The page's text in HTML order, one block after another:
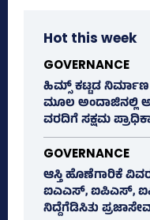
Hot this week
GOVERNANCE
ಹಿಮ್ಸ್‌ ಕಟ್ಟಡ ನಿರ್ಮಾಣ
ಮೂಲ ಅಂದಾಜಿನಲ್ಲಿ
ವರದಿಗೆ ಸಕ್ಷಮ
GOVERNANCE
ಆಸ್ತಿ ಹೊಣೆಗಾರಿಕೆ
ಐಎಎಸ್‌, ಐಪಿಎಸ್‌,
ನಿದ್ದೆಗೆಡಿಸಿತು